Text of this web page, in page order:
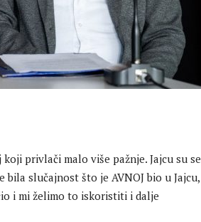
privlači malo više pažnje. Jajcu su se
slučajnost što je AVNOJ bio u Jajcu,
i mi želimo to iskoristiti i dalje